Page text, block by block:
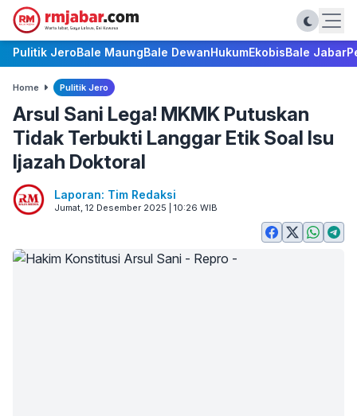
Pulitik JeroBale MaungBale DewanHukumEkobisBale Jabar
Home Pulitik Jero
Arsul Sani Lega! MKMK Putuskan
Tidak Terbukti Langgar Etik Soal Isu
Ijazah Doktoral
Laporan: Tim Redaksi
Jumat, 12 Desember 2025 | 10:26 WIB